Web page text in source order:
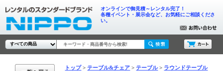
オンラインで御見積～レンタル完了！
各種イベント・展示会など、お気軽にご相談くださ
い。
トップ テーブル&チェア テーブル ラウンドテーブル